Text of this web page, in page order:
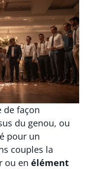
de façon
du genou, ou
pour un
couples la
ou en élément